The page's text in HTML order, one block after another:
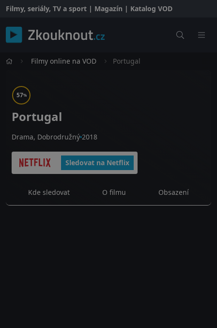
Filmy, seriály, TV a sport | Magazín | Katalog VOD
Filmy online na VOD Portugal
57%
Portugal
Drama, Dobrodružný 2018
Sledovat na Netflix
Kde sledovat O filmu Obsazení